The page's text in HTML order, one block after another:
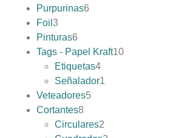
Purpurinas6
Foil 3
Pinturas6
Tags - Papel Kraft10
Etiquetas4
Señalador1
Veteadores5
Cortantes8
Circulares2